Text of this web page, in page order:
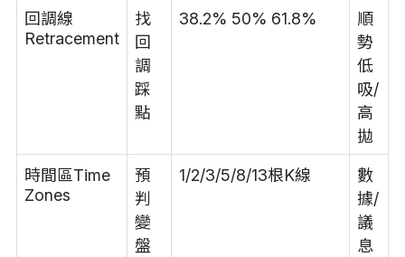
回調線
Retracement
找
回
調
踩
點
38.2% 50% 61.8%
順
勢
低
吸/
高
拋
時間區Time
Zones
預
判
變
盤
1/2/3/5/8/13根K線
數
據/
議
息